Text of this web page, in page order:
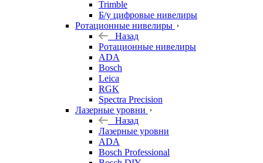
Trimble
Б/у цифровые нивелиры
Ротационные нивелиры
Назад
Ротационные нивелиры
ADA
Bosch
Leica
RGK
Spectra Precision
Лазерные уровни
Назад
Лазерные уровни
ADA
Bosch Professional